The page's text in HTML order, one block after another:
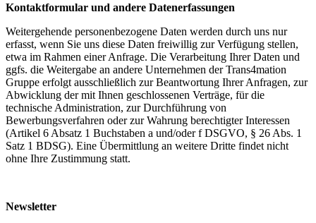
Kontaktformular und andere Datenerfassungen
Weitergehende personenbezogene Daten werden durch uns nur
erfasst, wenn Sie uns diese Daten freiwillig zur Verfügung stellen,
etwa im Rahmen einer Anfrage. Die Verarbeitung Ihrer Daten und
ggfs. die Weitergabe an andere Unternehmen der Trans4mation
Gruppe erfolgt ausschließlich zur Beantwortung Ihrer Anfragen, zur
Abwicklung der mit Ihnen geschlossenen Verträge, für die
technische Administration, zur Durchführung von
Bewerbungsverfahren oder zur Wahrung berechtigter Interessen
(Artikel 6 Absatz 1 Buchstaben a und/oder f DSGVO, § 26 Abs. 1
Satz 1 BDSG). Eine Übermittlung an weitere Dritte findet nicht
ohne Ihre Zustimmung statt.
Newsletter